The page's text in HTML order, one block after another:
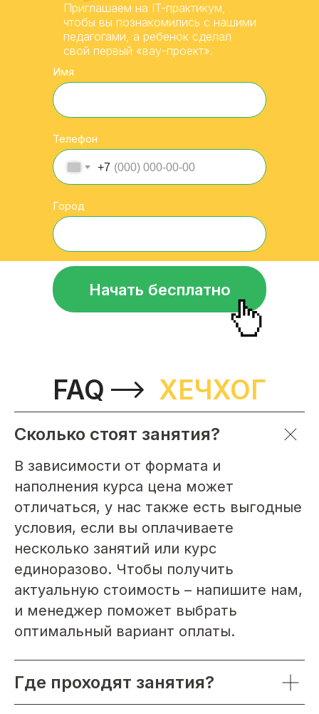
Приглашаем на IT-практикум,
чтобы вы познакомились с нашими
педагогами, а ребенок сделал
свой первый «вау-проект».
Имя
Телефон
+7
Город
Начать бесплатно
FAQ ХЕЧХОГ
Сколько стоят занятия?
В зависимости от формата и
наполнения курса цена может
отличаться, у нас также есть выгодные
условия, если вы оплачиваете
несколько занятий или курс
единоразово. Чтобы получить
актуальную стоимость – напишите нам,
и менеджер поможет выбрать
оптимальный вариант оплаты.
Где проходят занятия?